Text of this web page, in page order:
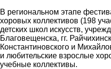
В региональном этапе
хоровых коллективов (198
детских школ искусств,
Благовещенска, гг.
Константиновского и
и любительские взрослые
учебные коллективы.